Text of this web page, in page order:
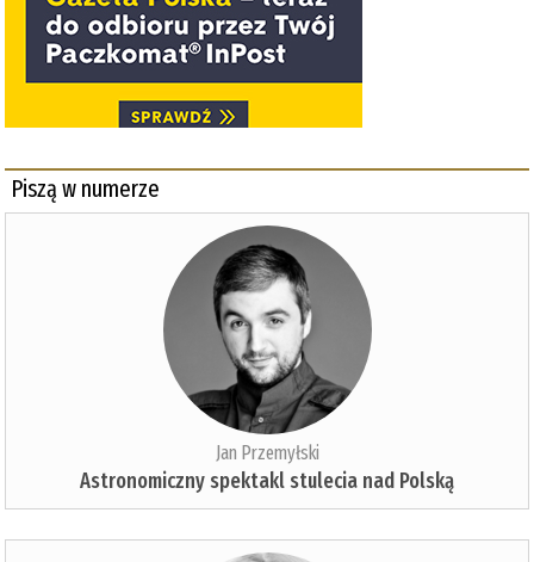
Piszą w numerze
Jan Przemyłski
Astronomiczny spektakl stulecia nad Polską